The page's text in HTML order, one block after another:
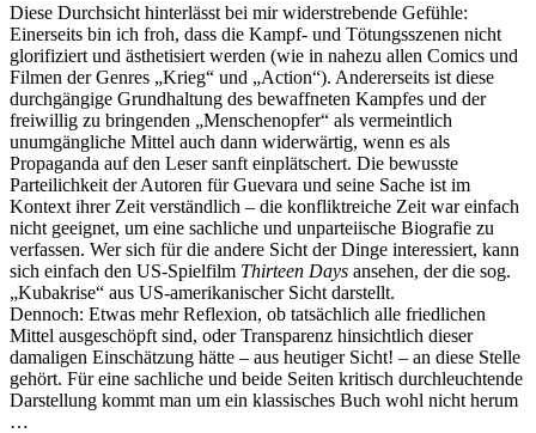
Diese Durchsicht hinterlässt bei mir widerstrebende Gefühle:
Einerseits bin ich froh, dass die Kampf- und Tötungsszenen nicht
glorifiziert und ästhetisiert werden (wie in nahezu allen Comics und
Filmen der Genres „Krieg“ und „Action“). Andererseits ist diese
durchgängige Grundhaltung des bewaffneten Kampfes und der
freiwillig zu bringenden „Menschenopfer“ als vermeintlich
unumgängliche Mittel auch dann widerwärtig, wenn es als
Propaganda auf den Leser sanft einplätschert. Die bewusste
Parteilichkeit der Autoren für Guevara und seine Sache ist im
Kontext ihrer Zeit verständlich – die konfliktreiche Zeit war einfach
nicht geeignet, um eine sachliche und unparteiische Biografie zu
verfassen. Wer sich für die andere Sicht der Dinge interessiert, kann
sich einfach den US-Spielfilm Thirteen Days ansehen, der die sog.
„Kubakrise“ aus US-amerikanischer Sicht darstellt.
Dennoch: Etwas mehr Reflexion, ob tatsächlich alle friedlichen
Mittel ausgeschöpft sind, oder Transparenz hinsichtlich dieser
damaligen Einschätzung hätte – aus heutiger Sicht! – an diese Stelle
gehört. Für eine sachliche und beide Seiten kritisch durchleuchtende
Darstellung kommt man um ein klassisches Buch wohl nicht herum
…